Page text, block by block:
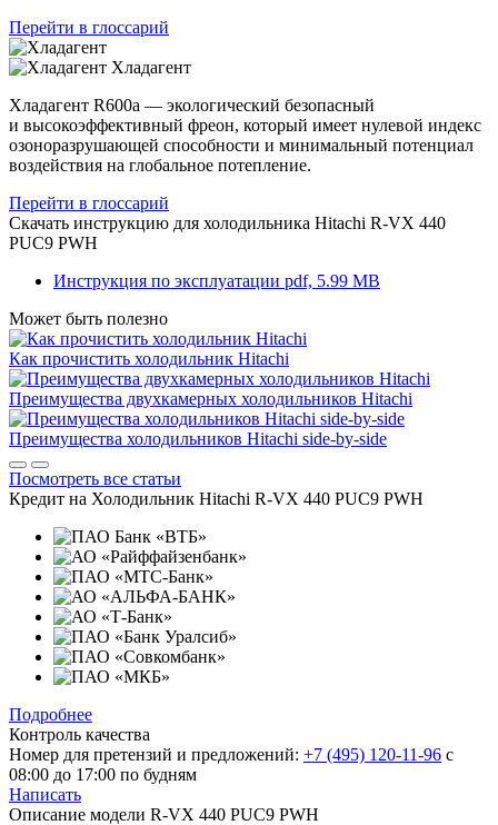
Перейти в глоссарий
Хладагент
Хладагент R600a — экологический безопасный
и высокоэффективный фреон, который имеет нулевой индекс
озоноразрушающей способности и минимальный потенциал
воздействия на глобальное потепление.
Перейти в глоссарий
Скачать инструкцию для холодильника Hitachi R-VX 440
PUC9 PWH
Инструкция по эксплуатации pdf, 5.99 MB
Может быть полезно
Как прочистить холодильник Hitachi
Преимущества двухкамерных холодильников Hitachi
Преимущества холодильников Hitachi side-by-side
Посмотреть все статьи
Кредит на Холодильник Hitachi R-VX 440 PUC9 PWH
Подробнее
Контроль качества
Номер для претензий и предложений: +7 (495) 120-11-96 с
08:00 до 17:00 по будням
Написать
Описание модели R-VX 440 PUC9 PWH